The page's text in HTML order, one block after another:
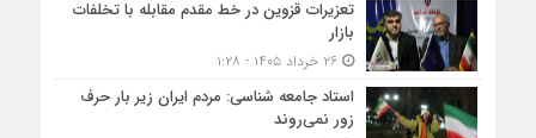
تعزیرات قزوین در خط مقدم مقابله با تخلفات
بازار
۲۶ خرداد ۱۴۰۵ - ۱:۲۸
استاد جامعه شناسی: مردم ایران زیر بار حرف
زور نمی‌روند